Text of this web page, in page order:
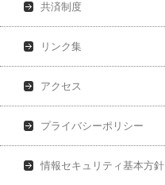
共済制度
リンク集
アクセス
プライバシーポリシー
情報セキュリティ基本方針